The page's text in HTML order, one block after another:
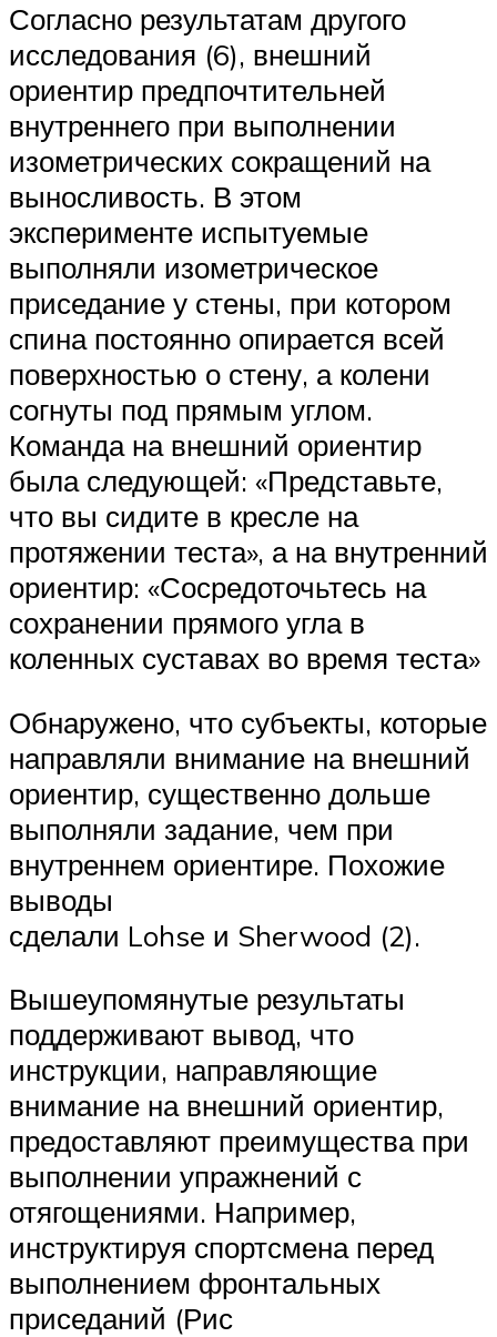
Согласно результатам другого
исследования (6), внешний
ориентир предпочтительней
внутреннего при выполнении
изометрических сокращений на
выносливость. В этом
эксперименте испытуемые
выполняли изометрическое
приседание у стены, при котором
спина постоянно опирается всей
поверхностью о стену, а колени
согнуты под прямым углом.
Команда на внешний ориентир
была следующей: «Представьте,
что вы сидите в кресле на
протяжении теста», а на внутренний
ориентир: «Сосредоточьтесь на
сохранении прямого угла в
коленных суставах во время теста»
Обнаружено, что субъекты, которые
направляли внимание на внешний
ориентир, существенно дольше
выполняли задание, чем при
внутреннем ориентире. Похожие
выводы
сделали Lohse и Sherwood (2).
Вышеупомянутые результаты
поддерживают вывод, что
инструкции, направляющие
внимание на внешний ориентир,
предоставляют преимущества при
выполнении упражнений с
отягощениями. Например,
инструктируя спортсмена перед
выполнением фронтальных
приседаний (Рис